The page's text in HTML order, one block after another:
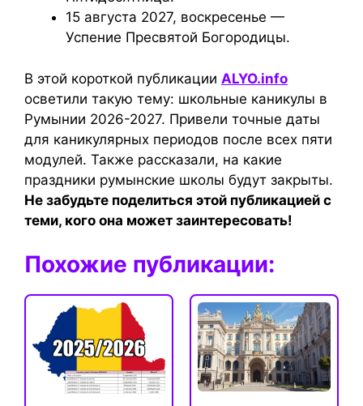
15 августа 2027, воскресенье —
Успение Пресвятой Богородицы.
В этой короткой публикации ALYO.info
осветили такую тему: школьные каникулы в
Румынии 2026-2027. Привели точные даты
для каникулярных периодов после всех пяти
модулей. Также рассказали, на какие
праздники румынские школы будут закрыты.
Не забудьте поделиться этой публикацией с
теми, кого она может заинтересовать!
Похожие публикации: